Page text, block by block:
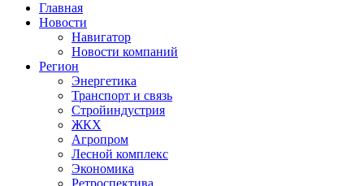
Главная
Новости
Навигатор
Новости компаний
Регион
Энергетика
Транспорт и связь
Стройиндустрия
ЖКХ
Агропром
Лесной комплекс
Экономика
Ретроспектива